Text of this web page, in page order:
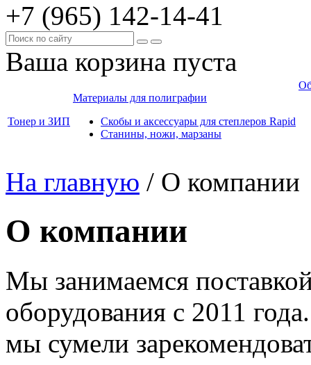
+7 (965) 142-14-41
Ваша корзина пуста
Тонер и ЗИП
Материалы для полиграфии
Скобы и аксессуары для степлеров Rapid
Станины, ножи, марзаны
На главную / О компании
О компании
Мы занимаемся
оборудования с 2011
мы сумели